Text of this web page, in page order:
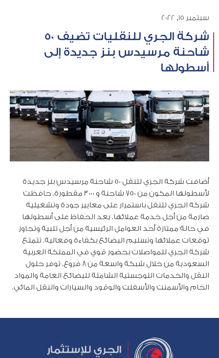
سبتمبر 15, 2022
شركة الجري للنقليات تضيف 50
شاحنة مرسيدس بنز جديدة إلى
أسطولها
أضافت شركة الجري للنقل 50 شاحنة مرسيدس بنز جديدة
لأسطولها المكون من 750 شاحنة و 3000 مقطورة. حافظت
شركة الجري للنقل باستمرار على معايير جودة وتشغيلية
صارمة من أجل خدمة عملائها. يعد الحفاظ على أسطولها
في حالة ممتازة أحد العوامل الرئيسية من أجل تلبية وتجاوز
توقعات عملائها وتسليم البضائع بكفاءة وفعالية. تتمتع
شركة الجري للمواصلات بحضور قوي في المملكة العربية
السعودية من خلال شبكة واسعة من 8 فروع. توفر حلول
النقل والخدمات اللوجستية الشاملة للبضائع العامة والمواد
الخام والأسمنت والأسفلت والوقود والسيارات والنقل المائي.